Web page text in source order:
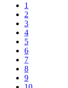
1
2
3
4
5
6
7
8
9